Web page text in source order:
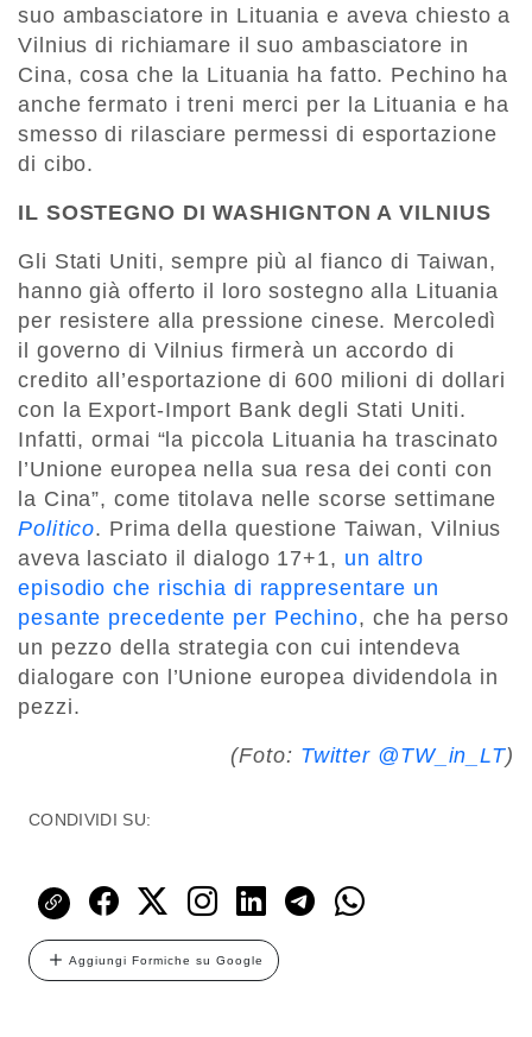
suo ambasciatore in Lituania e aveva chiesto a
Vilnius di richiamare il suo ambasciatore in
Cina, cosa che la Lituania ha fatto. Pechino ha
anche fermato i treni merci per la Lituania e ha
smesso di rilasciare permessi di esportazione
di cibo.
IL SOSTEGNO DI WASHIGNTON A VILNIUS
Gli Stati Uniti, sempre più al fianco di Taiwan,
hanno già offerto il loro sostegno alla Lituania
per resistere alla pressione cinese. Mercoledì
il governo di Vilnius firmerà un accordo di
credito all’esportazione di 600 milioni di dollari
con la Export-Import Bank degli Stati Uniti.
Infatti, ormai “la piccola Lituania ha trascinato
l’Unione europea nella sua resa dei conti con
la Cina”, come titolava nelle scorse settimane
Politico. Prima della questione Taiwan, Vilnius
aveva lasciato il dialogo 17+1, un altro
episodio che rischia di rappresentare un
pesante precedente per Pechino, che ha perso
un pezzo della strategia con cui intendeva
dialogare con l’Unione europea dividendola in
pezzi.
(Foto: Twitter @TW_in_LT)
CONDIVIDI SU:
Aggiungi Formiche su Google